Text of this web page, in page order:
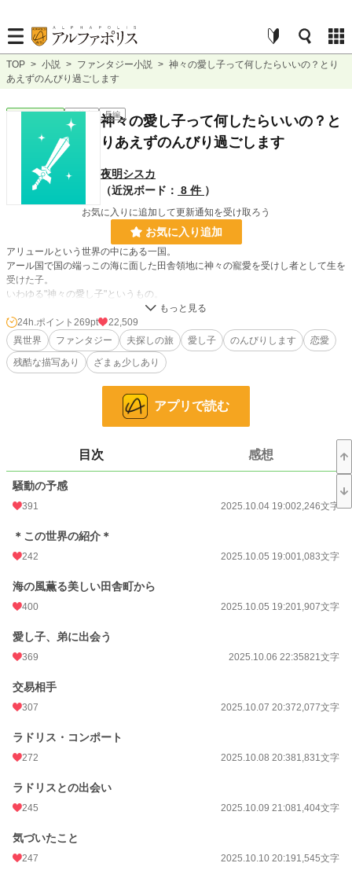
TOP > 小説 > ファンタジー小説 > 神々の愛し子って何したらいいの？とり
あえずのんびり過ごします
ファンタジー 連載中 長編
神々の愛し子って何したらいいの？と
りあえずのんびり過ごします
夜明シスカ
（近況ボード： 8 件 ）
お気に入りに追加して更新通知を受け取ろう
お気に入り追加
アリュールという世界の中にある一国。
アール国で国の端っこの海に面した田舎領地に神々の寵愛を受けし者として生を
受けた子。
いわゆる"神々の愛し子"というもの。
神々の寵愛を受けているというからには、大事にしましょうね。
そういうことだ。
そう、大事にしていれば国も繁栄するだけ。
簡単でしょう？
えぇ、なんなら周りも巻き込んでみーんな幸せになりませんか？？
新連載始まりました。
私としては初の挑戦になる内容のため、至らぬところもあると思いますが、温め
で見守って下さいませ。
会話の「」前に人物の名称入れてみることにしました。
会話がわからない！となるよりは・・
短編タグが長編に変更になることがございます。
小説
お気に入り
文字数
更新日時 2026.07.26 19:00
初回公開日時
24h.ポイント 269pt
22,509
異世界
ファンタジー 夫探しの旅 愛し子 のんびりします
恋愛
残酷な描写あり
ざまぁ少しあり
アプリで読む
目次 感想
騒動の予感
391 2025.10.04 19:002,246文字
＊この世界の紹介＊
242 2025.10.05 19:001,083文字
海の風薫る美しい田舎町から
400 2025.10.05 19:201,907文字
愛し子、弟に出会う
369 2025.10.06 22:35821文字
交易相手
307 2025.10.07 20:372,077文字
ラドリス・コンポート
272 2025.10.08 20:381,831文字
ラドリスとの出会い
245 2025.10.09 21:081,404文字
気づいたこと
247 2025.10.10 20:191,545文字